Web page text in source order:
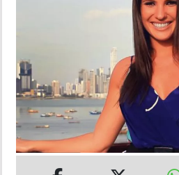
INSÓLITAS
MULTIMEDIA
IMPRESO